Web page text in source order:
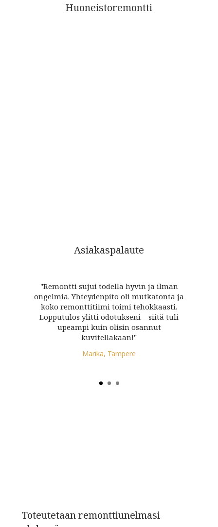
Huoneistoremontti
Asiakaspalaute
"Remontti sujui todella hyvin ja ilman
ongelmia. Yhteydenpito oli mutkatonta ja
koko remonttitiimi toimi tehokkaasti.
Lopputulos ylitti odotukseni – siitä tuli
upeampi kuin olisin osannut
kuvitellakaan!"
Marika, Tampere
Toteutetaan remonttiunelmasi